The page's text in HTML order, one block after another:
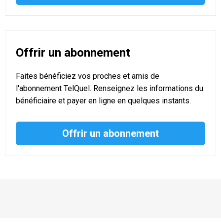
Offrir un abonnement
Faites bénéficiez vos proches et amis de
l'abonnement TelQuel. Renseignez les informations du
bénéficiaire et payer en ligne en quelques instants.
Offrir un abonnement